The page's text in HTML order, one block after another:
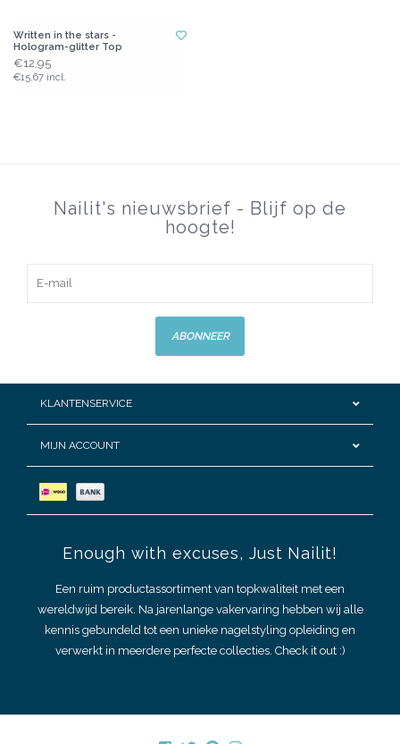
Written in the stars -
Hologram-glitter Top
€12,95
€15,67 incl.
Nailit's nieuwsbrief - Blijf op de
hoogte!
ABONNEER
KLANTENSERVICE
MIJN ACCOUNT
Enough with excuses, Just Nailit!
Een ruim productassortiment van topkwaliteit met een
wereldwijd bereik. Na jarenlange vakervaring hebben wij alle
kennis gebundeld tot een unieke nagelstyling opleiding en
verwerkt in meerdere perfecte collecties. Check it out :)